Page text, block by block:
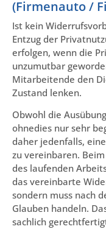
(Firmenauto /
Ist kein
Entzug der
erfolgen, wenn die
unzumutbar
Mitarbeitende den
Zustand lenken.
Obwohl die
ohnedies nur sehr
daher jedenfalls,
zu vereinbaren.
des laufenden
das vereinbarte
sondern muss nach
Glauben handeln.
sachlich